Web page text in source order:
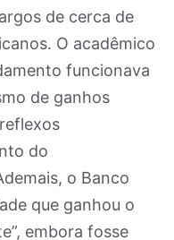
de cerca de
O acadêmico
funcionava
de ganhos
do
o Banco
que ganhou o
embora fosse